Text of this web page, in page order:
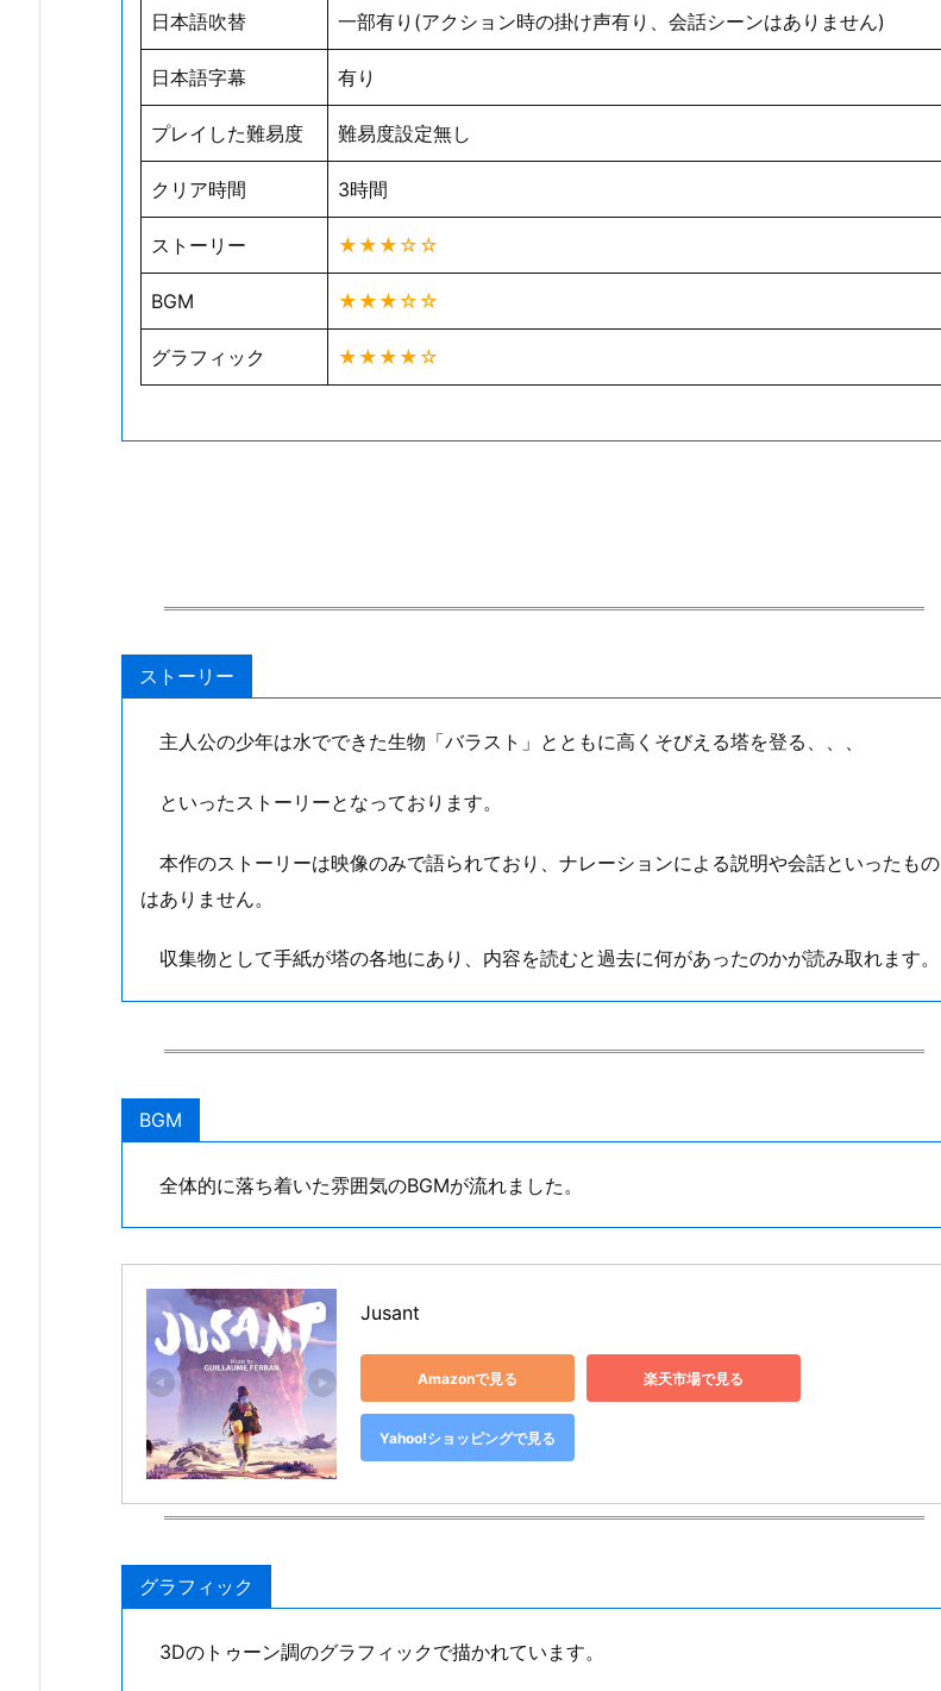
日本語吹替 一部有り(アクション時の掛け声有り、会話シーンはありません)
日本語字幕 有り
プレイした難易度 難易度設定無し
クリア時間 3時間
ストーリー ★★★☆☆
BGM ★★★☆☆
グラフィック ★★★★☆
ストーリー
主人公の少年は水でできた生物「バラスト」とともに高くそびえる塔を登る、、、
といったストーリーとなっております。
本作のストーリーは映像のみで語られており、ナレーションによる説明や会話といったもの
はありません。
収集物として手紙が塔の各地にあり、内容を読むと過去に何があったのかが読み取れます。
BGM
全体的に落ち着いた雰囲気のBGMが流れました。
Jusant
Amazonで見る 楽天市場で見る
Yahoo!ショッピングで見る
グラフィック
3Dのトゥーン調のグラフィックで描かれています。